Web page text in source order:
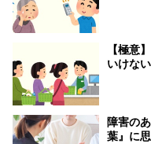
【極意
いけな
障害の
葉』に